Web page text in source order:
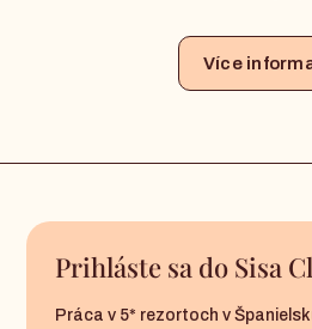
Více
Prihláste sa do Sisa
Práca v 5* rezortoch v